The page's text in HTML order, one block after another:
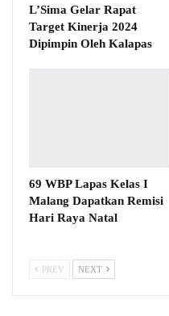
L’Sima Gelar Rapat
Target Kinerja 2024
Dipimpin Oleh Kalapas
69 WBP Lapas Kelas I
Malang Dapatkan Remisi
Hari Raya Natal
PREV NEXT